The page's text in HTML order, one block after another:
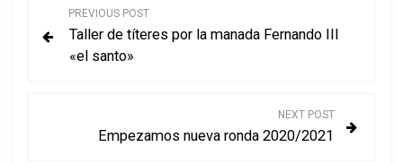
PREVIOUS POST
Taller de títeres por la manada Fernando III
«el santo»
NEXT POST
Empezamos nueva ronda 2020/2021